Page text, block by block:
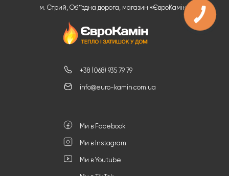
+38 (068) 935 79 79
info@euro-kamin.com.ua
Ми в Facebook
Ми в Instagram
Ми в Youtube
м. Стрий, Обʼїздна дорога, магазин «ЄвроКамін»